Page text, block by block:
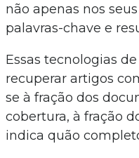
não apenas nos
palavras-chave e
Essas tecnologias
recuperar artigos
se à fração dos
cobertura, à fração
indica quão